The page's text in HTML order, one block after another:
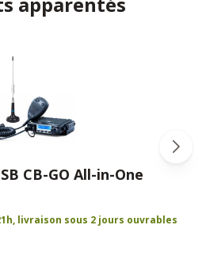
CB-GO All-in-One
livraison sous 2 jours ouvrables